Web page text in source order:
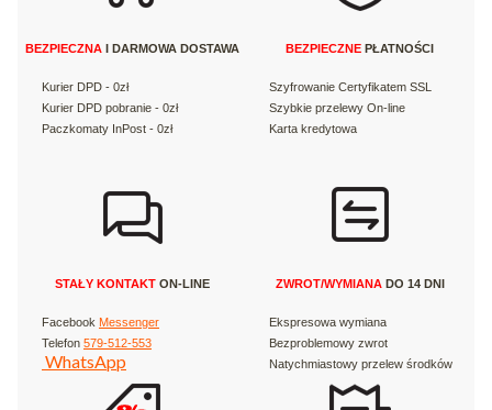
BEZPIECZNA I DARMOWA DOSTAWA
Kurier DPD - 0zł
Kurier DPD pobranie - 0zł
Paczkomaty InPost - 0zł
BEZPIECZNE PŁATNOŚCI
Szyfrowanie Certyfikatem SSL
Szybkie przelewy On-line
Karta kredytowa
STAŁY KONTAKT ON-LINE
Facebook Messenger
Telefon 579-512-553
WhatsApp
ZWROT/WYMIANADO 14 DNI
Ekspresowa wymiana
Bezproblemowy zwrot
Natychmiastowy przelew środków